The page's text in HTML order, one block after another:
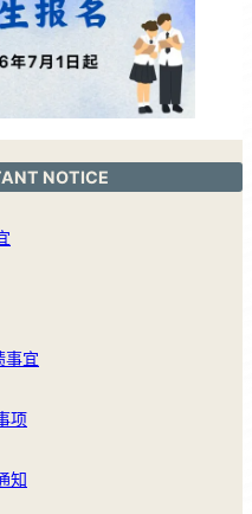
NOTICE
事宜
项
知